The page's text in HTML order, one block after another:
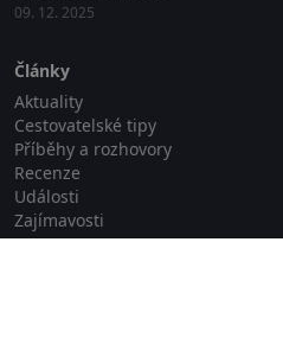
09. 12. 2025
Články
Aktuality
Cestovatelské tipy
Příběhy a rozhovory
Recenze
Události
Zajímavosti